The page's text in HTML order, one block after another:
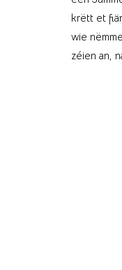
krëtt et
wie
zéien an,